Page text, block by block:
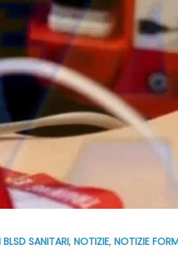
SANITARI, NOTIZIE, NOTIZIE